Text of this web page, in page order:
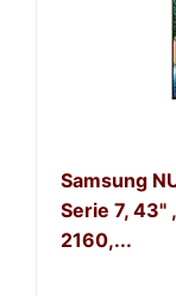
Samsung
Serie 7, 43"
2160,...